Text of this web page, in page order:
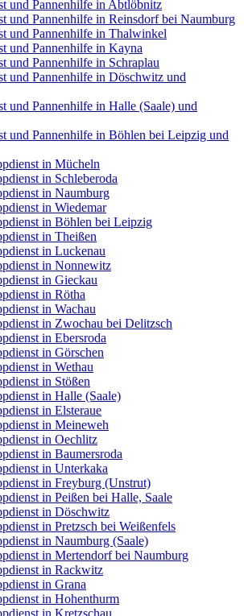
und Pannenhilfe in Abtlöbnitz
und Pannenhilfe in Reinsdorf bei Naumburg
und Pannenhilfe in Thalwinkel
und Pannenhilfe in Kayna
und Pannenhilfe in Schraplau
und Pannenhilfe in Döschwitz und
und Pannenhilfe in Halle (Saale) und
und Pannenhilfe in Böhlen bei Leipzig und
in Mücheln
in Schleberoda
in Naumburg
in Wiedemar
in Böhlen bei Leipzig
in Theißen
in Luckenau
in Nonnewitz
in Gieckau
in Rötha
in Wachau
in Zwochau bei Delitzsch
in Ebersroda
in Görschen
in Wethau
in Stößen
in Halle (Saale)
in Elsteraue
in Meineweh
in Oechlitz
in Baumersroda
in Unterkaka
in Freyburg (Unstrut)
in Peißen bei Halle, Saale
in Döschwitz
in Pretzsch bei Weißenfels
in Naumburg (Saale)
in Mertendorf bei Naumburg
in Rackwitz
in Grana
in Hohenthurm
in Kretzschau